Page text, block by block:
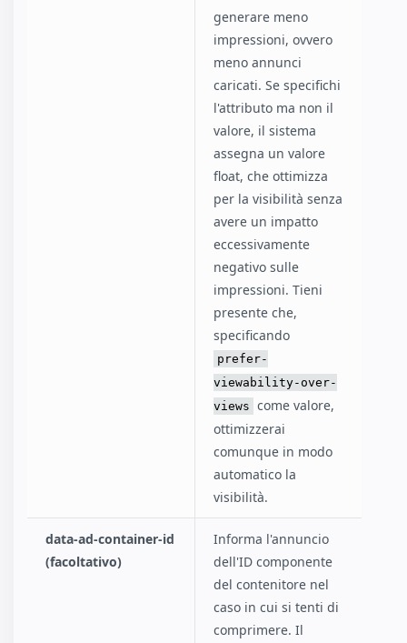
generare meno
impressioni, ovvero
meno annunci
caricati. Se specifichi
l'attributo ma non il
valore, il sistema
assegna un valore
float, che ottimizza
per la visibilità senza
avere un impatto
eccessivamente
negativo sulle
impressioni. Tieni
presente che,
specificando
prefer-
viewability-over-
views come valore,
ottimizzerai
comunque in modo
automatico la
visibilità.
data-ad-container-id
(facoltativo)
Informa l'annuncio
dell'ID componente
del contenitore nel
caso in cui si tenti di
comprimere. Il